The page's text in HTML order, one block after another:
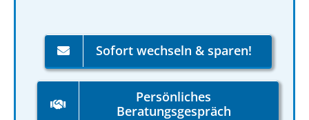
Sofort wechseln & sparen!
Persönliches
Beratungsgespräch